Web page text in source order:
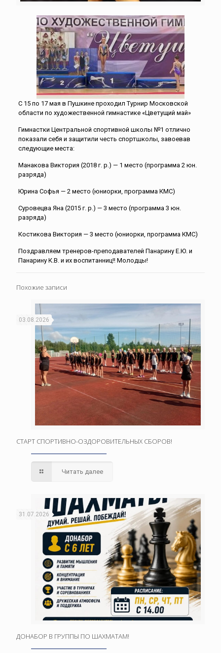
С 15 по 17 мая в Пушкине проходил Турнир Московской
области по художественной гимнастике «Цветущий май»
Гимнастки Центральной спортивной школы №1 отлично
показали себя и защитили честь спортшколы, завоевав
следующие места:
Манакова Виктория (2018 г. р.) — 1 место (программа 2 юн.
разряда)
Юрина Софья — 2 место (юниорки, программа КМС)
Суровецва Яна (2015 г. р.) — 3 место (программа 3 юн.
разряда)
Костикова Виктория — 3 место (юниорки, программа КМС)
Поздравляем тренеров-преподавателей Панарину Е.Ю. и
Панарину К.В. и их воспитанниц!! Молодцы!
Похожие записи
03.08.2026
СТАРТ СПОРТИВНО-ОЗДОРОВИТЕЛЬНЫХ СБОРОВ!
Читать далее
31.07.2026
ДОНАБОР В ГРУППЫ ПО ШАХМАТАМ!